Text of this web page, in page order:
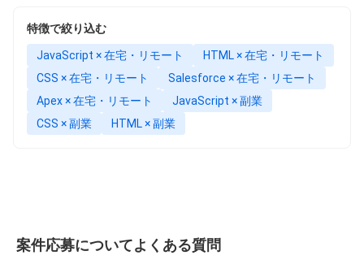
特徴で絞り込む
JavaScript × 在宅・リモート
HTML × 在宅・リモート
CSS × 在宅・リモート
Salesforce × 在宅・リモート
Apex × 在宅・リモート
JavaScript × 副業
CSS × 副業
HTML × 副業
案件応募についてよくある質問